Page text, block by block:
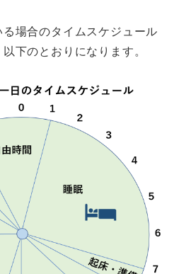
場合のタイムスケジュール
下のとおりになります。